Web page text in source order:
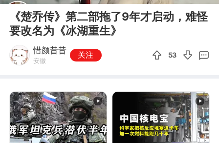
《楚乔传》第二部拖了9年才启动，难怪
要改名为《冰湖重生》
惜颜昔昔
安徽
关注 53